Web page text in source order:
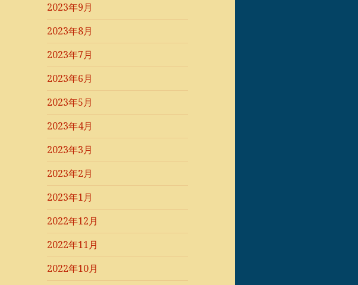
2023年9月
2023年8月
2023年7月
2023年6月
2023年5月
2023年4月
2023年3月
2023年2月
2023年1月
2022年12月
2022年11月
2022年10月